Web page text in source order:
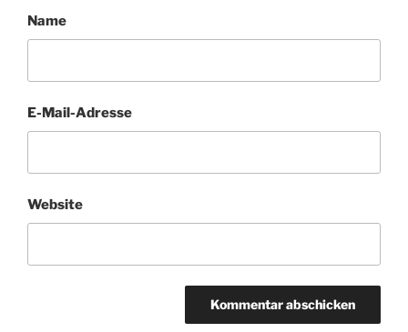
Name
E-Mail-Adresse
Website